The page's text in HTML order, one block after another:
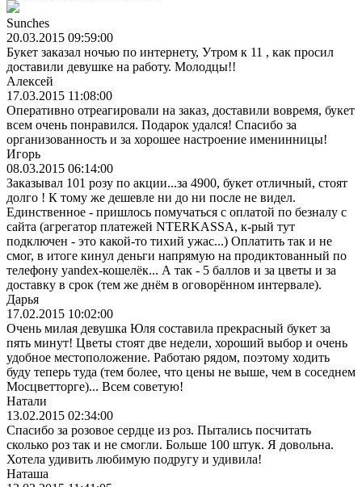
Sunches
20.03.2015 09:59:00
Букет заказал ночью по интернету, Утром к 11 , как просил
доставили девушке на работу. Молодцы!!
Алексей
17.03.2015 11:08:00
Оперативно отреагировали на заказ, доставили вовремя, букет
всем очень понравился. Подарок удался! Спасибо за
организованность и за хорошее настроение именинницы!
Игорь
08.03.2015 06:14:00
Заказывал 101 розу по акции...за 4900, букет отличный, стоят
долго ! К тому же дешевле ни до ни после не видел.
Единственное - пришлось помучаться с оплатой по безналу с
сайта (агрегатор платежей NTERKASSA, к-рый тут
подключен - это какой-то тихий ужас...) Оплатить так и не
смог, в итоге кинул деньги напрямую на продиктованный по
телефону yandex-кошелёк... А так - 5 баллов и за цветы и за
доставку в срок (тем же днём в оговорённом интервале).
Дарья
17.02.2015 10:02:00
Очень милая девушка Юля составила прекрасный букет за
пять минут! Цветы стоят две недели, хороший выбор и очень
удобное местоположение. Работаю рядом, поэтому ходить
буду теперь туда (тем более, что цены не выше, чем в соседнем
Мосцветторге)... Всем советую!
Натали
13.02.2015 02:34:00
Спасибо за розовое сердце из роз. Пытались посчитать
сколько роз так и не смогли. Больше 100 штук. Я довольна.
Хотела удивить любимую подругу и удивила!
Наташа